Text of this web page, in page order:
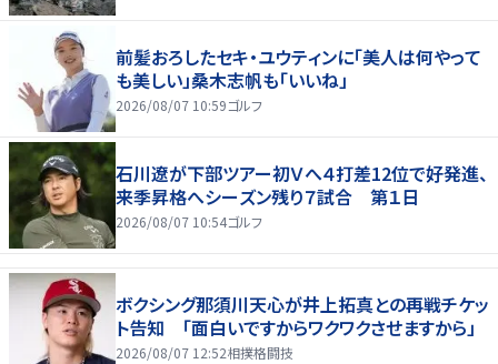
前髪おろしたセキ・ユウティンに「美人は何やって
も美しい」桑木志帆も「いいね」
2026/08/07 10:59ゴルフ
石川遼が下部ツアー初Ｖへ４打差12位で好発進、
来季昇格へシーズン残り７試合 第１日
2026/08/07 10:54ゴルフ
ボクシング那須川天心が井上拓真との再戦チケッ
ト告知 「面白いですからワクワクさせますから」
2026/08/07 12:52相撲格闘技